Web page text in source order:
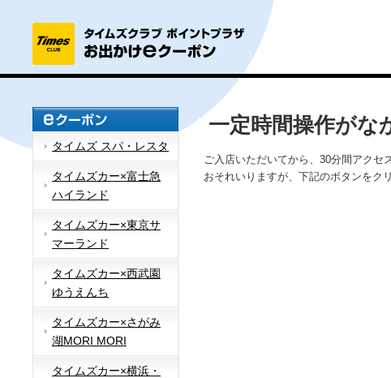
タイムズ スパ・レスタ
タイムズカー×富士急
ハイランド
タイムズカー×東京サ
マーランド
タイムズカー×西武園
ゆうえんち
タイムズカー×さがみ
湖MORI MORI
タイムズカー×横浜・
一定時間操作がな
ご入店いただいてから、30分間アクセ
おそれいりますが、下記のボタンをク